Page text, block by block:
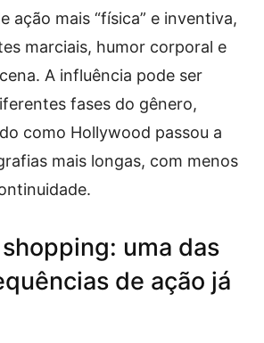
ação mais “física” e inventiva,
marciais, humor corporal e
A influência pode ser
fases do gênero,
como Hollywood passou a
mais longas, com menos
uma das
de ação já